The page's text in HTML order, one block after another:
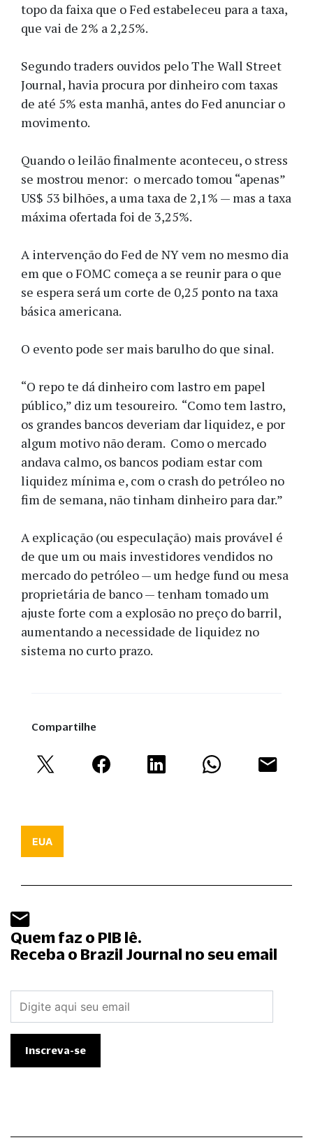
topo da faixa que o Fed estabeleceu para a taxa,
que vai de 2% a 2,25%.
Segundo traders ouvidos pelo The Wall Street
Journal, havia procura por dinheiro com taxas
de até 5% esta manhã, antes do Fed anunciar o
movimento.
Quando o leilão finalmente aconteceu, o stress
se mostrou menor: o mercado tomou “apenas”
US$ 53 bilhões, a uma taxa de 2,1% — mas a taxa
máxima ofertada foi de 3,25%.
A intervenção do Fed de NY vem no mesmo dia
em que o FOMC começa a se reunir para o que
se espera será um corte de 0,25 ponto na taxa
básica americana.
O evento pode ser mais barulho do que sinal.
“O repo te dá dinheiro com lastro em papel
público,” diz um tesoureiro. “Como tem lastro,
os grandes bancos deveriam dar liquidez, e por
algum motivo não deram. Como o mercado
andava calmo, os bancos podiam estar com
liquidez mínima e, com o crash do petróleo no
fim de semana, não tinham dinheiro para dar.”
A explicação (ou especulação) mais provável é
de que um ou mais investidores vendidos no
mercado do petróleo — um hedge fund ou mesa
proprietária de banco — tenham tomado um
ajuste forte com a explosão no preço do barril,
aumentando a necessidade de liquidez no
sistema no curto prazo.
Compartilhe
EUA
Quem faz o PIB lê.
Receba o Brazil Journal no seu email